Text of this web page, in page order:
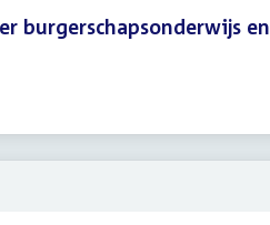
burgerschapsonderwijs en